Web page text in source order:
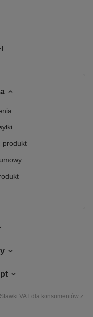
produkt
Stawki VAT dla konsumentów z